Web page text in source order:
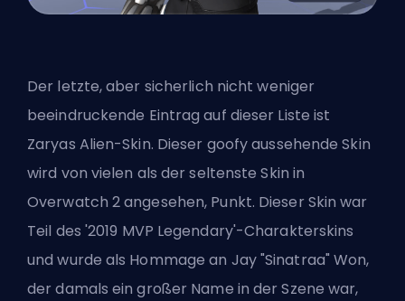
Der letzte, aber sicherlich nicht weniger
beeindruckende Eintrag auf dieser Liste ist
Zaryas Alien-Skin. Dieser goofy aussehende Skin
wird von vielen als der seltenste Skin in
Overwatch 2 angesehen, Punkt. Dieser Skin war
Teil des '2019 MVP Legendary'-Charakterskins
und wurde als Hommage an Jay "Sinatraa" Won,
der damals ein großer Name in der Szene war,